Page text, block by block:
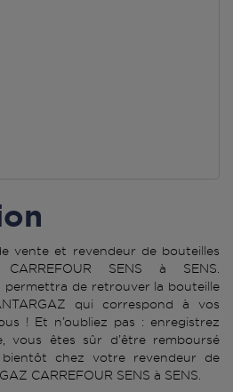
vente et revendeur de bouteilles
SENS à SENS.
permettra de retrouver la bouteille
qui correspond à vos
! Et n’oubliez pas : enregistrez
vous êtes sûr d’être remboursé
chez votre revendeur de
CARREFOUR SENS à SENS.